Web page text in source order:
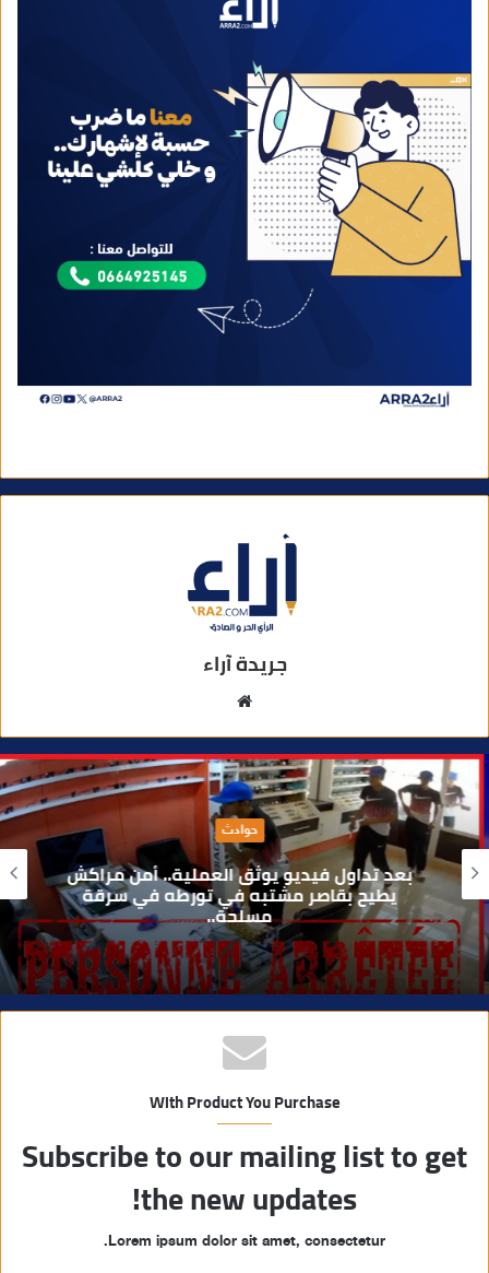
جريدة آراء
ق
ع
ا
ل
و
ي
ب
حوادث
بعد تداول فيديو يوثق العملية.. أمن مراكش
يطيح بقاصر مشتبه في تورطه في سرقة
مسلحة..
With Product You Purchase
Subscribe to our mailing list to get
the new updates!
Lorem ipsum dolor sit amet, consectetur.